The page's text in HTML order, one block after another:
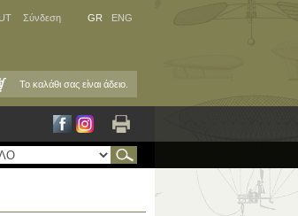
Σύνδεση GR ENG
Το καλάθι σας είναι άδειο.